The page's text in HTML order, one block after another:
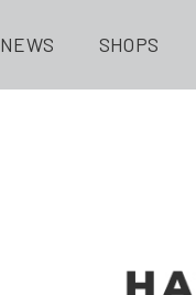
NEWS SHOPS